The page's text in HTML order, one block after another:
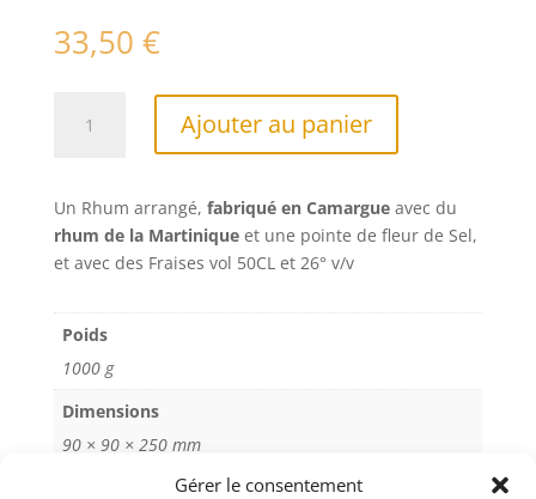
Gérer le consentement
33,50 €
Fraises
élaboré
en
Ajouter au panier
t
r
n
Un Rhum arrangé, fabriqué en Camargueavec du
rhum de la Martiniqueet une pointe de fleur de Sel,
et avec des Fraises vol 50CL et 26° v/v
Poids
1000 g
Dimensions
90 × 90 × 250 mm